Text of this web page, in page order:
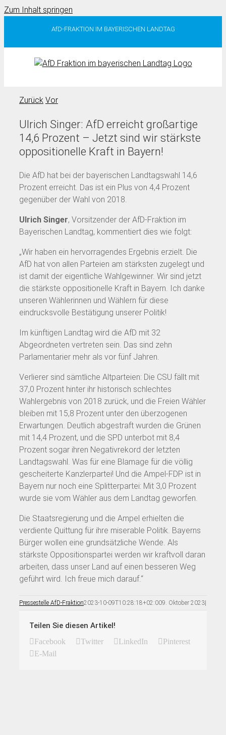
Zum Inhalt springen
AfD-FRAKTION IM BAYERISCHEN LANDTAG
Zurück Vor
Ulrich Singer: AfD erreicht großartige
14,6 Prozent – Jetzt sind wir stärkste
oppositionelle Kraft in Bayern!
Die AfD hat bei der bayerischen Landtagswahl 14,6
Prozent erreicht. Das ist ein Plus von 4,4 Prozent
gegenüber der Wahl von 2018.
Ulrich Singer, Vorsitzender der AfD-Fraktion im
Bayerischen Landtag, kommentiert dies wie folgt:
„Wir haben ein hervorragendes Ergebnis erzielt. Die
AfD hat von allen Parteien am stärksten zugelegt und
ist damit der eigentliche Wahlgewinner. Wir sind jetzt
die stärkste oppositionelle Kraft in Bayern. Ich danke
unseren Wählerinnen und Wählern für diese
eindrucksvolle Bestätigung unserer Politik!
Im künftigen Landtag wird die AfD mit 32
Abgeordneten vertreten sein. Das sind zehn
Parlamentarier mehr als vor fünf Jahren.
Verlierer sind sämtliche Altparteien: Die CSU fällt mit
37,0 Prozent hinter ihr historisch schlechtes
Wahlergebnis von 2018 zurück, und die Freien Wähler
bleiben mit 15,8 Prozent unter den überzogenen
Erwartungen. Deutlich abgestraft wurden die Grünen
mit 14,4 Prozent, und die SPD unterbot mit 8,4
Prozent sogar ihren Negativrekord der letzten
Landtagswahl. Was für eine Blamage für die völlig
gescheiterte Kanzlerpartei! Und die Ampel-FDP ist in
Bayern nur noch eine Splitterpartei: Mit 3,0 Prozent
wurde sie vom Wähler aus dem Landtag geworfen.
Die Staatsregierung und die Ampel erhielten die
verdiente Quittung für ihre miserable Politik. Bayerns
Bürger wollen eine grundsätzliche Wende. Als
stärkste Oppositionspartei werden wir kraftvoll daran
arbeiten, dass unser Land auf einen besseren Weg
geführt wird. Ich freue mich darauf.“
Pressestelle AfD-Fraktion2023-10-09T10:28:18+02:009. Oktober 2023|
Teilen Sie diesen Artikel!
Facebook Twitter LinkedIn
Pinterest
E-Mail